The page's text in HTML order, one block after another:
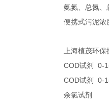
氨氮、总氮、
便携式污泥浓
上海植茂环保
COD试剂
0-
COD试剂 0-
余氯试剂